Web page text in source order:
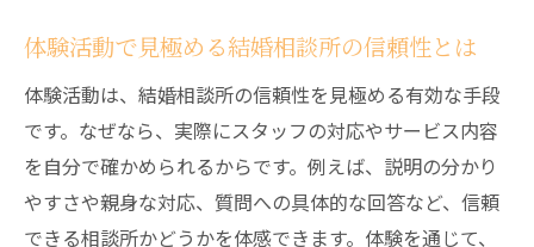
体験活動で見極める結婚相談所の信頼性とは
体験活動は、結婚相談所の信頼性を見極める有効な手段
です。なぜなら、実際にスタッフの対応やサービス内容
を自分で確かめられるからです。例えば、説明の分かり
やすさや親身な対応、質問への具体的な回答など、信頼
できる相談所かどうかを体感できます。体験を通じて、